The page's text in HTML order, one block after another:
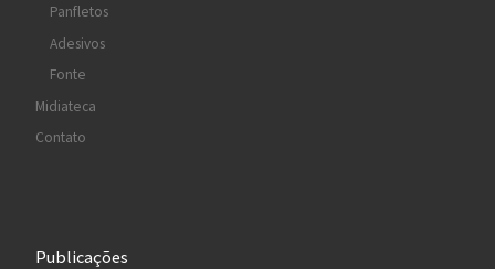
Panfletos
Adesivos
Fonte
Midiateca
Contato
Publicações